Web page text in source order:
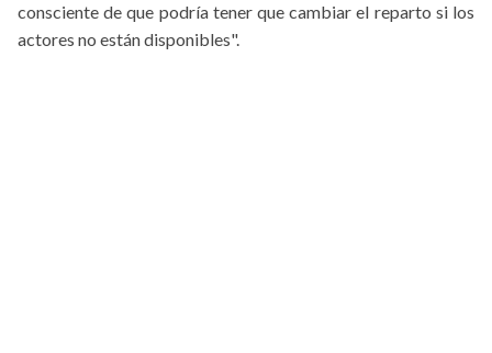
consciente de que podría tener que cambiar el reparto si los
actores no están disponibles".